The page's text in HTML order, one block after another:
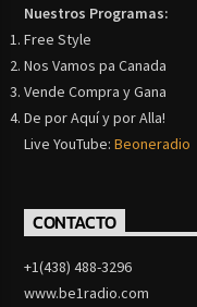
Nuestros Programas:
Free Style
Nos Vamos pa Canada
Vende Compra y Gana
De por Aquí y por Alla!
Live YouTube:Beoneradio
CONTACTO
+1(438) 488-3296
www.be1radio.com